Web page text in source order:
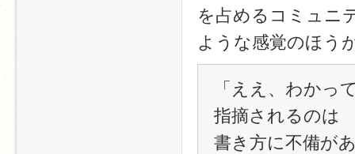
を占めるコミュニ
ような感覚のほう
「ええ、わか
指摘されるのは​
書き方に不備が